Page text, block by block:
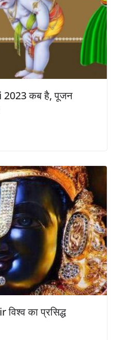
कब है, पूजन
का प्रसिद्ध